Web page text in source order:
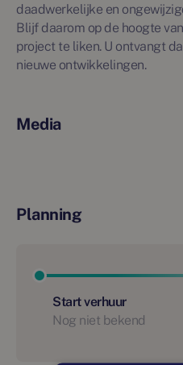
daadwerkelijke en
Blijf daarom op de hoogte
project te liken. U ontvangt
nieuwe ontwikkelingen.
Media
Planning
Start verhuur
Nog niet bekend